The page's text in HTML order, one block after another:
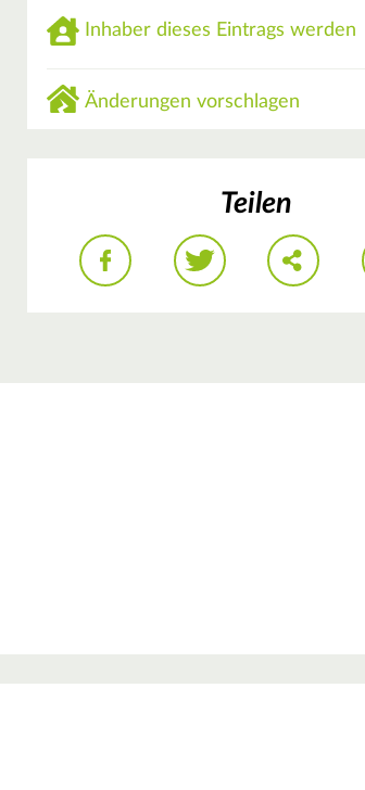
Inhaber dieses Eintrags werden
Änderungen vorschlagen
Teilen